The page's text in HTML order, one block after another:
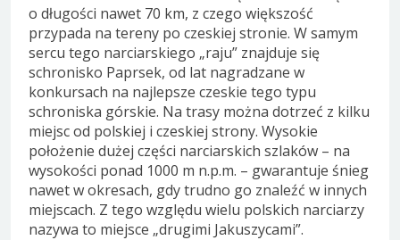
o długości nawet 70 km, z czego większość
przypada na tereny po czeskiej stronie. W samym
sercu tego narciarskiego „raju” znajduje się
schronisko Paprsek, od lat nagradzane w
konkursach na najlepsze czeskie tego typu
schroniska górskie. Na trasy można dotrzeć z kilku
miejsc od polskiej i czeskiej strony. Wysokie
położenie dużej części narciarskich szlaków – na
wysokości ponad 1000 m n.p.m. – gwarantuje śnieg
nawet w okresach, gdy trudno go znaleźć w innych
miejscach. Z tego względu wielu polskich narciarzy
nazywa to miejsce „drugimi Jakuszycami”.